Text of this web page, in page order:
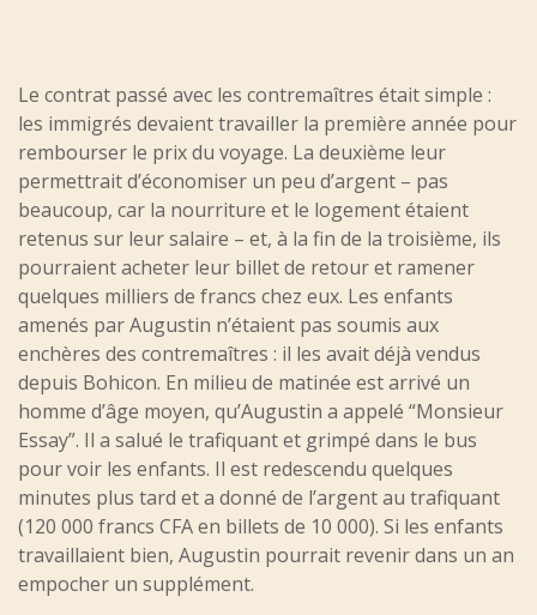
Le contrat passé avec les contremaîtres était simple :
les immigrés devaient travailler la première année pour
rembourser le prix du voyage. La deuxième leur
permettrait d’économiser un peu d’argent – pas
beaucoup, car la nourriture et le logement étaient
retenus sur leur salaire – et, à la fin de la troisième, ils
pourraient acheter leur billet de retour et ramener
quelques milliers de francs chez eux. Les enfants
amenés par Augustin n’étaient pas soumis aux
enchères des contremaîtres : il les avait déjà vendus
depuis Bohicon. En milieu de matinée est arrivé un
homme d’âge moyen, qu’Augustin a appelé “Monsieur
Essay”. Il a salué le trafiquant et grimpé dans le bus
pour voir les enfants. Il est redescendu quelques
minutes plus tard et a donné de l’argent au trafiquant
(120 000 francs CFA en billets de 10 000). Si les enfants
travaillaient bien, Augustin pourrait revenir dans un an
empocher un supplément.